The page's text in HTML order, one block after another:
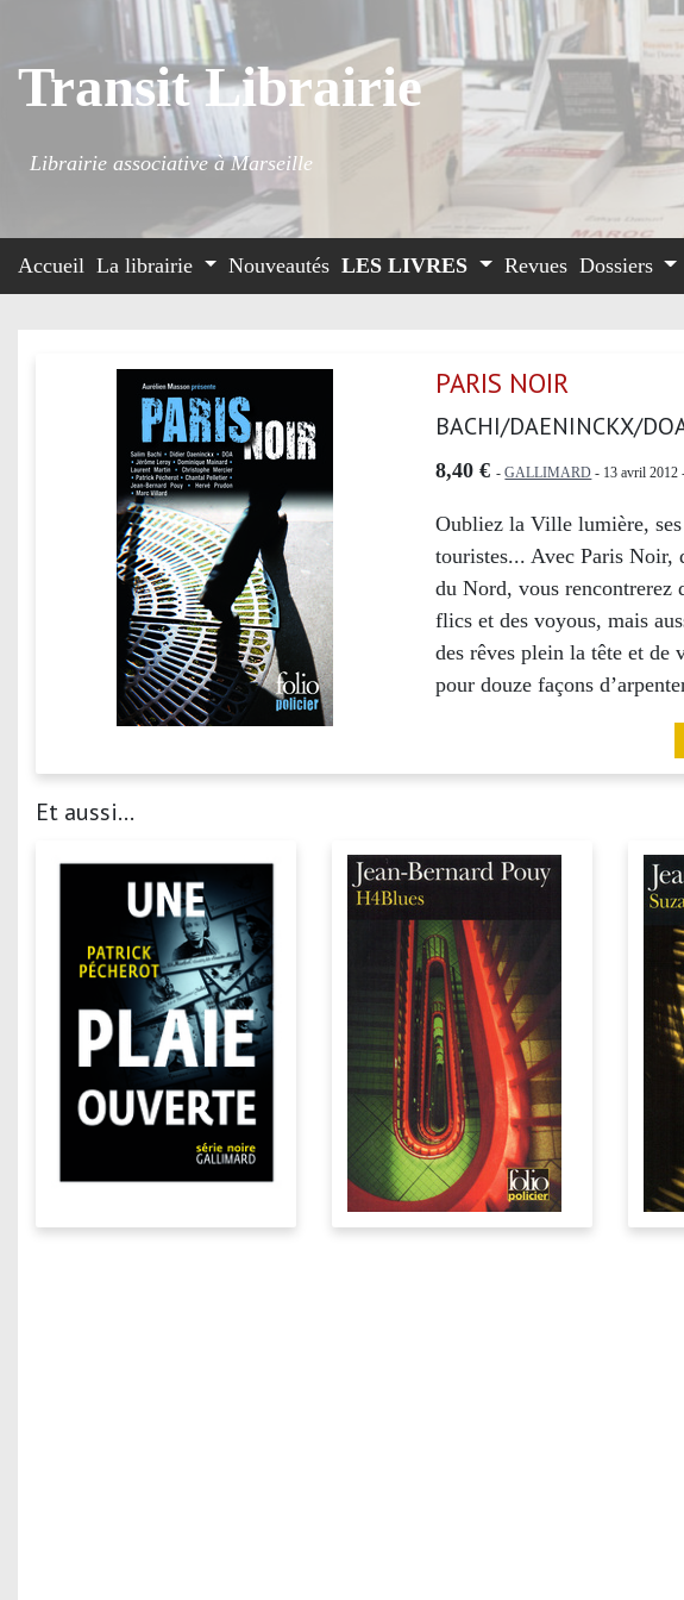
Transit Librairie
Librairie associative à Marseille
Accueil La librairie Nouveautés LES LIVRES Revues Dossiers
PARIS NOIR
BACHI/DAENINCKX/
8,40 € -GALLIMARD - 13 avril 2012
Oubliez la Ville lumière, ses
touristes... Avec Paris
du Nord, vous rencontrerez
flics et des voyous, mais
des rêves plein la tête et de
pour douze façons
Et aussi...